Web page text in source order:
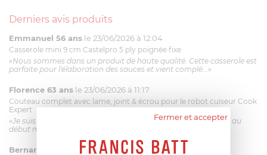
Derniers avis produits
Emmanuel 56 ans le 23/06/2026 à 12:04
Casserole mini 9 cm Castelpro 5 ply poignée fixe
«Nous sommes dans un produit de haute qualité. Cette casserole est
parfaite pour l'élaboration des sauces et vient complé...»
Florence 63 ans le 23/06/2026 à 11:17
Couteau complet avec lame, joint & écrou pour le robot cuiseur Cook
Expert
«Je suis satisfaite du couteau Magimix. L'écrou est un peu dur au
début mais ça le fait. La livraison a été très rapide. ...»
Bernard le 23/06/2026 à 09:43
Fermer et accepter